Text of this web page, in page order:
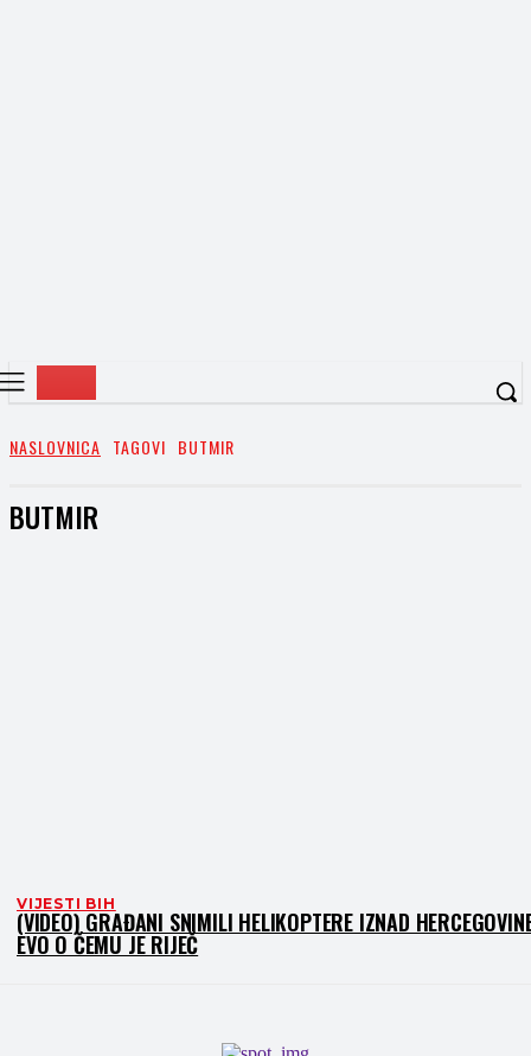
NASLOVNICA TAGOVI BUTMIR
BUTMIR
VIJESTI BIH
(VIDEO) GRAĐANI SNIMILI HELIKOPTERE IZNAD
EVO O ČEMU JE RIJEČ